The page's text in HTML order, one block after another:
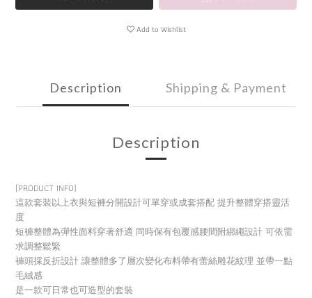
Add to Wishlist
Description Shipping & Payment
Description
[PRODUCT INFO]
這款套裝以上衣與短褲分開設計可單穿或成套搭配 提升整體穿搭靈活
度
短褲整體為彈性面料穿著舒適 同時保有包覆感腰間附綁繩設計 可依需
求調整鬆緊
褲頭採反折設計 讓整體多了層次變化布料帶有蕾絲雕花紋理 並帶一點
毛絨感
是一款可日常也可造型的套裝